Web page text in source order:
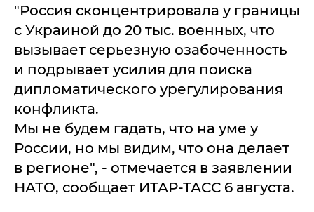
"Россия сконцентрировала у границы
с Украиной до 20 тыс. военных, что
вызывает серьезную озабоченность
и подрывает усилия для поиска
дипломатического урегулирования
конфликта.
Мы не будем гадать, что на уме у
России, но мы видим, что она делает
в регионе", - отмечается в заявлении
НАТО, сообщает ИТАР-ТАСС 6 августа.